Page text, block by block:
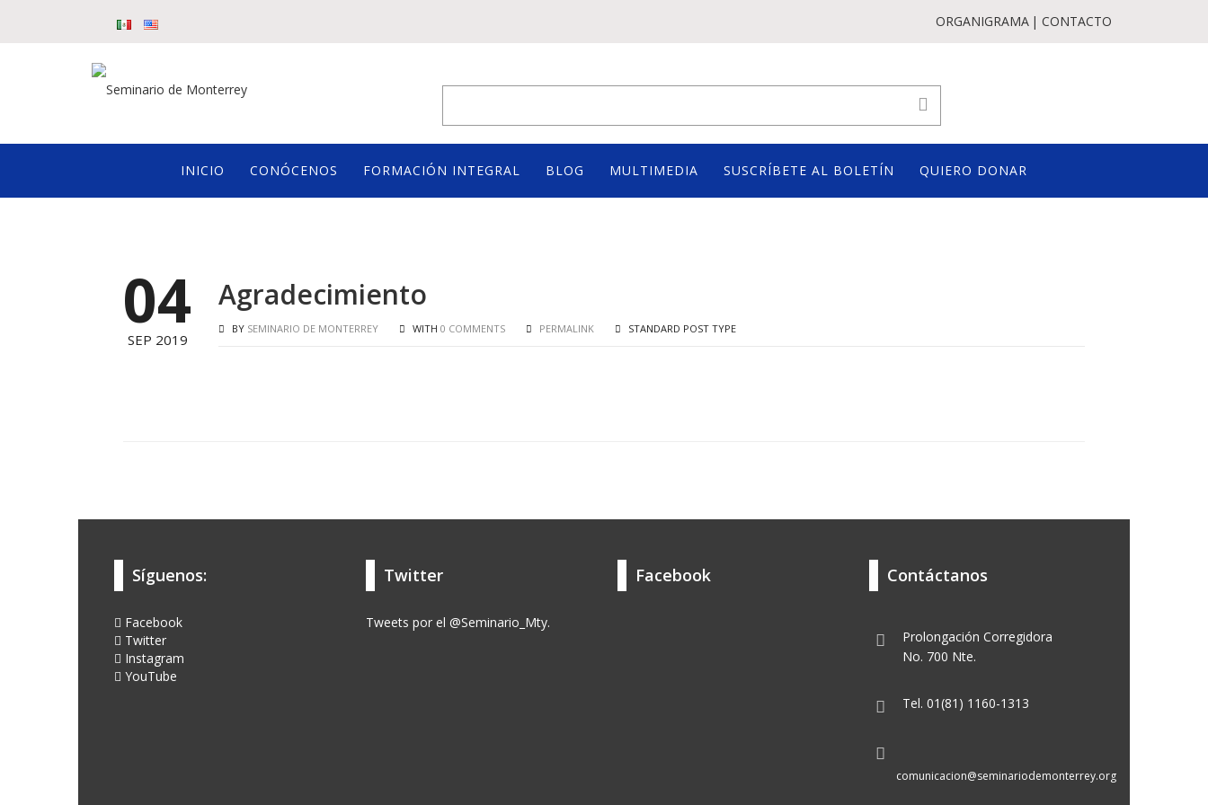
ORGANIGRAMA CONTACTO
INICIO CONÓCENOS FORMACIÓN INTEGRAL BLOG MULTIMEDIA SUSCRÍBETE AL BOLETÍN QUIERO DONAR
04
SEP 2019
Agradecimiento
BY SEMINARIO DE MONTERREY WITH 0 COMMENTS PERMALINK STANDARD POST TYPE
Síguenos:
Facebook
Twitter
Instagram
YouTube
Twitter
Tweets por el @Seminario_Mty.
Facebook Contáctanos
Prolongación Corregidora
No. 700 Nte.
Tel. 01(81) 1160-1313
comunicacion@seminariodemonterrey.org